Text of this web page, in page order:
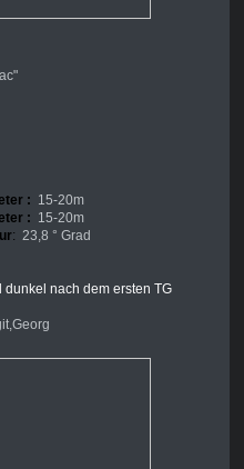
: 15-20m
: 15-20m
: 23,8 ° Grad
dunkel nach dem ersten TG